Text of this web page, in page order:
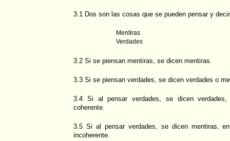
3.1 Dos son las cosas que se pueden pensar y
Mentiras
Verdades
3.2 Si se piensan mentiras, se dicen mentiras.
3.3 Si se piensan verdades, se dicen verdades o
3.4 Si al pensar verdades, se dicen
coherente.
3.5 Si al pensar verdades, se dicen mentiras,
incoherente.